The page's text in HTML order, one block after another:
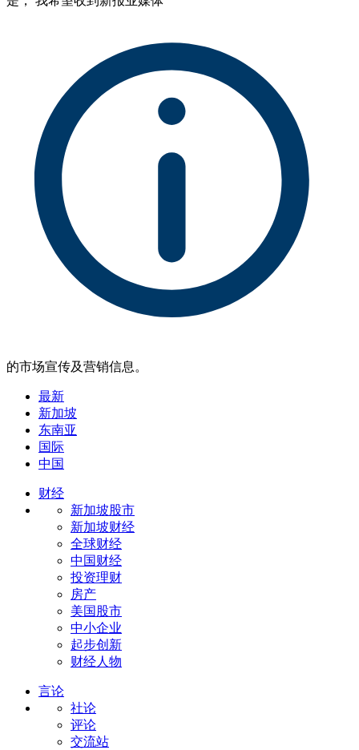
的市场宣传及营销信息。
最新
新加坡
东南亚
国际
中国
财经
新加坡股市
新加坡财经
全球财经
中国财经
投资理财
房产
美国股市
中小企业
起步创新
财经人物
言论
社论
评论
交流站